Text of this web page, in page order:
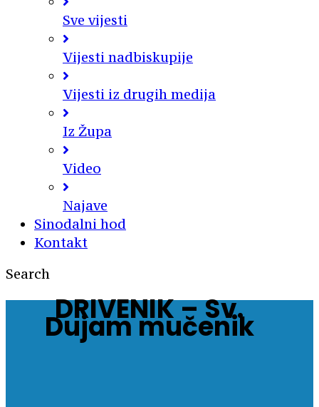
Sve vijesti
Vijesti nadbiskupije
Vijesti iz drugih medija
Iz Župa
Video
Najave
Sinodalni hod
Kontakt
Search
DRIVENIK – Sv.
Dujam mučenik